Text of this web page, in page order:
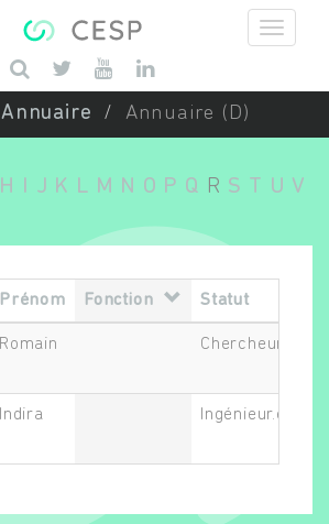
Saisissez vos mots-clés
Annuaire Annuaire (D)
H J K L M N O P Q R S T U V
Prénom Fonction Statut
Romain Chercheur.se
Indira Ingénieur.e ou